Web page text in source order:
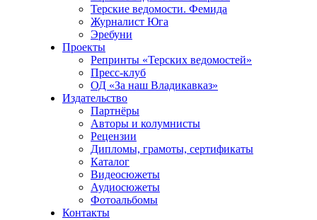
Терские ведомости. Фемида
Журналист Юга
Эребуни
Проекты
Репринты «Терских ведомостей»
Пресс-клуб
ОД «За наш Владикавказ»
Издательство
Партнёры
Авторы и колумнисты
Рецензии
Дипломы, грамоты, сертификаты
Каталог
Видеосюжеты
Аудиосюжеты
Фотоальбомы
Контакты